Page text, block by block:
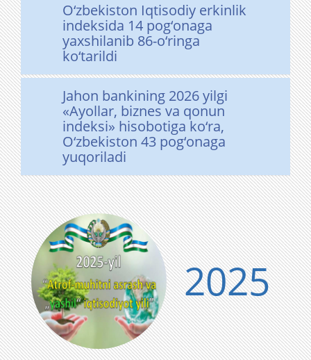
O‘zbekiston Iqtisodiy erkinlik
indeksida 14 pog‘onaga
yaxshilanib 86-o‘ringa
ko‘tarildi
Jahon bankining 2026 yilgi
«Ayollar, biznes va qonun
indeksi» hisobotiga ko‘ra,
O‘zbekiston 43 pog‘onaga
yuqoriladi
2025